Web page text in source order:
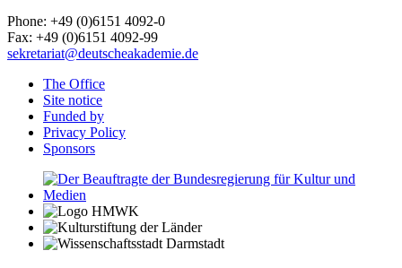
Phone: +49 (0)6151 4092-0
Fax: +49 (0)6151 4092-99
sekretariat@deutscheakademie.de
The Office
Site notice
Funded by
Privacy Policy
Sponsors